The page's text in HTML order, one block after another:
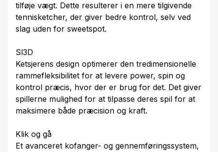
tilføje vægt. Dette resulterer i en mere tilgivende
tennisketcher, der giver bedre kontrol, selv ved
slag uden for sweetspot.
Sl3D
Ketsjerens design optimerer den tredimensionelle
rammefleksibilitet for at levere power, spin og
kontrol præcis, hvor der er brug for det. Det giver
spillerne mulighed for at tilpasse deres spil for at
maksimere både præcision og kraft.
Klik og gå
Et avanceret kofanger- og gennemføringssystem,